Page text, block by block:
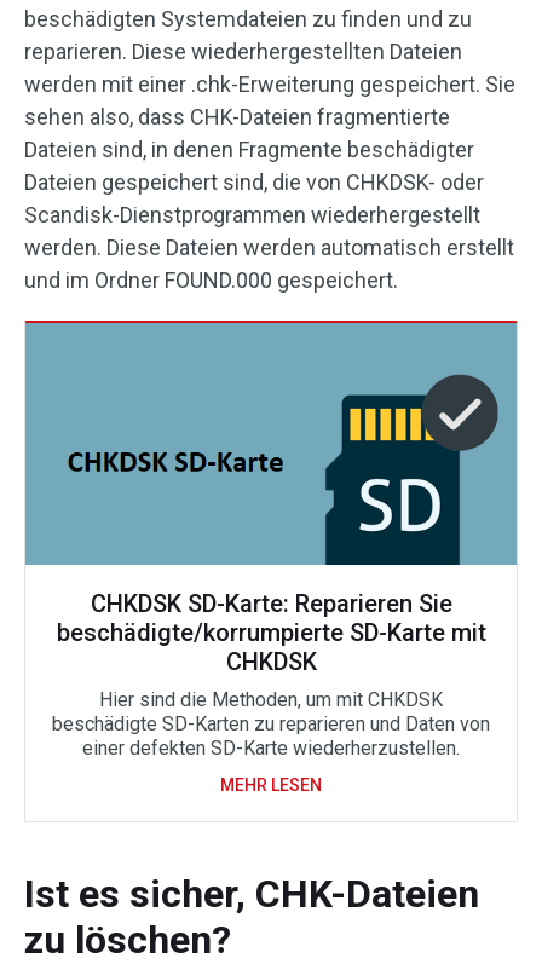
beschädigten Systemdateien zu finden und zu
reparieren. Diese wiederhergestellten Dateien
werden mit einer .chk-Erweiterung gespeichert. Sie
sehen also, dass CHK-Dateien fragmentierte
Dateien sind, in denen Fragmente beschädigter
Dateien gespeichert sind, die von CHKDSK- oder
Scandisk-Dienstprogrammen wiederhergestellt
werden. Diese Dateien werden automatisch erstellt
und im Ordner FOUND.000 gespeichert.
CHKDSK SD-Karte: Reparieren Sie
beschädigte/korrumpierte SD-Karte mit
CHKDSK
Hier sind die Methoden, um mit CHKDSK
beschädigte SD-Karten zu reparieren und Daten von
einer defekten SD-Karte wiederherzustellen.
MEHR LESEN
Ist es sicher, CHK-Dateien
zu löschen?